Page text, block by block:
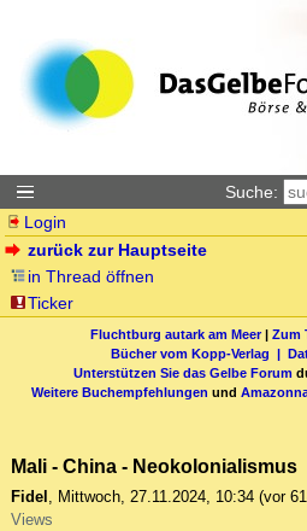
Suche:
Login
zurück zur Hauptseite
in Thread öffnen
Ticker
Fluchtburg autark am Meer| Zum
Bücher vom Kopp-Verlag |
Unterstützen Sie das Gelbe Forum
Weitere Buchempfehlungen und
Mali - China - Neokolonialismus
Fidel , Mittwoch, 27.11.2024, 10:34 (vor
Views